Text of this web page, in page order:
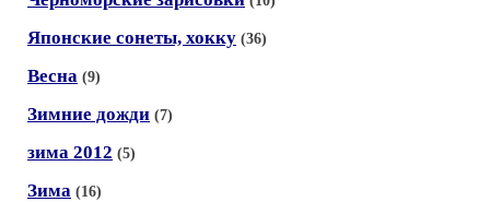
Японские сонеты, хокку (36)
Весна (9)
Зимние дожди (7)
зима 2012 (5)
Зима (16)